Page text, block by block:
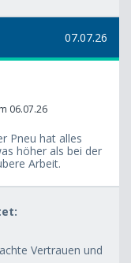
07.07.26
06.07.26
Pneu hat alles
höher als bei der
Arbeit.
Vertrauen und